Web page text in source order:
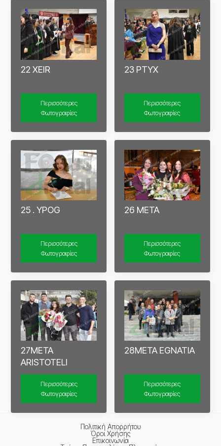
22 XEIR
Περισσότερες
Φωτογραφίες
23 PTYX
Περισσότερες
Φωτογραφίες
25 . YPOG
Περισσότερες
Φωτογραφίες
26 META
Περισσότερες
Φωτογραφίες
27META
ARISTOTELI
Περισσότερες
Φωτογραφίες
28META EGNATIA
Περισσότερες
Φωτογραφίες
Πολιτική Απορρήτου
Όροι Χρήσης
Επικοινωνία